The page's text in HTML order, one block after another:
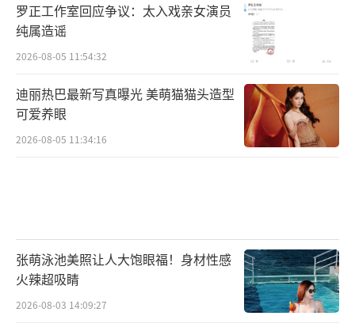
罗正工作室回应争议：太入戏亲女演员
纯属造谣
2026-08-05 11:54:32
迪丽热巴最新写真曝光 美萌猫猫头造型
可爱养眼
2026-08-05 11:34:16
张萌泳池美照让人大饱眼福！身材性感
火辣超吸睛
2026-08-03 14:09:27